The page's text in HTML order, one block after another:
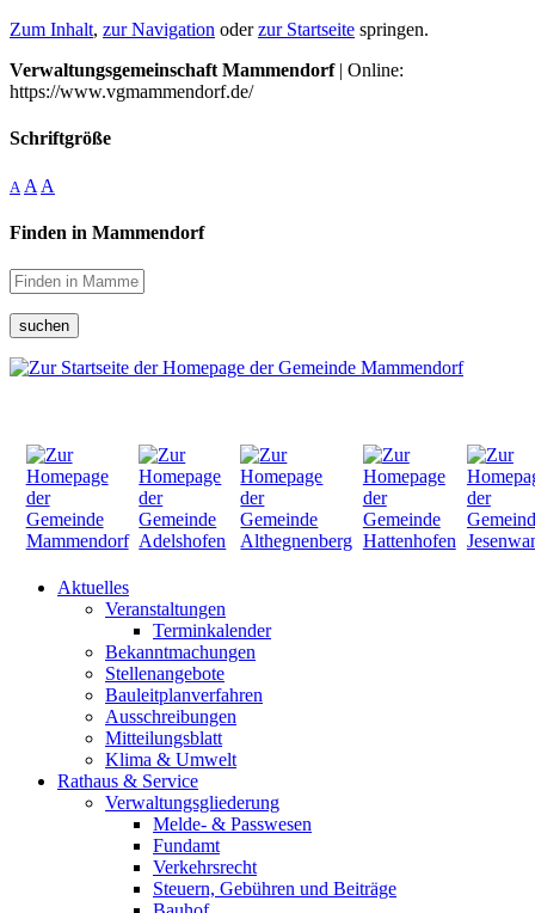
Zum Inhalt, zur Navigation oderzur Startseite springen.
Verwaltungsgemeinschaft Mammendorf| Online:
https://www.vgmammendorf.de/
Schriftgröße
A A A
Finden in Mammendorf
suchen
Aktuelles
Veranstaltungen
Terminkalender
Bekanntmachungen
Stellenangebote
Bauleitplanverfahren
Ausschreibungen
Mitteilungsblatt
Klima & Umwelt
Rathaus & Service
Verwaltungsgliederung
Melde- & Passwesen
Fundamt
Verkehrsrecht
Steuern, Gebühren und Beiträge